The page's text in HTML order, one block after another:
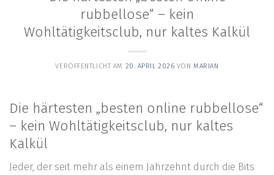
rubbellose“ – kein
Wohltätigkeitsclub, nur kaltes Kalkül
VERÖFFENTLICHT AM 20. APRIL 2026 VONMARIAN
Die härtesten „besten online rubbellose“
– kein Wohltätigkeitsclub, nur kaltes
Kalkül
Jeder, der seit mehr als einem Jahrzehnt durch die Bits